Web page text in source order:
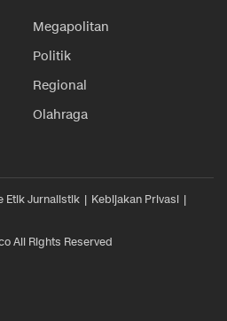
Megapolitan
Politik
Regional
Olahraga
Etik Jurnalistik
Kebijakan Privasi
All Rights Reserved